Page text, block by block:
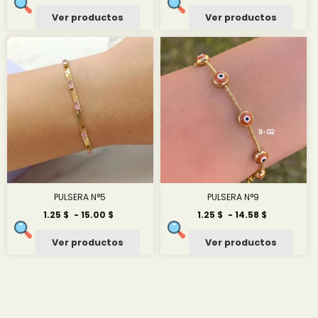
Ver productos Ver productos
PULSERA N°5
1.25 $ - 15.00 $
desde
Ver productos
PULSERA N°9
1.25 $ - 14.58 $
desde
Ver productos